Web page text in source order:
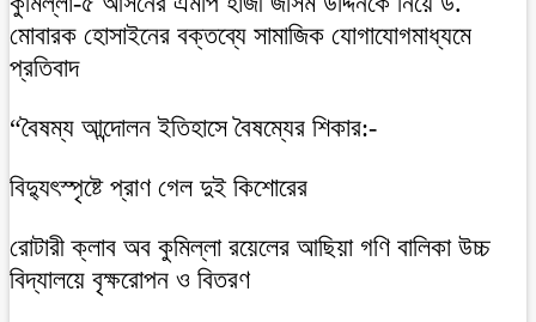
মোবারক হোসাইনের বক্তব্যে সামাজিক যোগাযোগমাধ্যমে
প্রতিবাদ
“বৈষম্য আন্দোলন ইতিহাসে বৈষম্যের শিকার:-
বিদ্যুৎস্পৃষ্টে প্রাণ গেল দুই কিশোরের
রোটারী ক্লাব অব কুমিল্লা রয়েলের আছিয়া গণি বালিকা উচ্চ
বিদ্যালয়ে বৃক্ষরোপন ও বিতরণ